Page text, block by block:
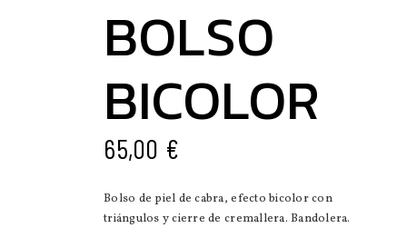
BOLSO
BICOLOR
65,00 €
Bolso de piel de cabra, efecto bicolor con
triángulos y cierre de cremallera. Bandolera.